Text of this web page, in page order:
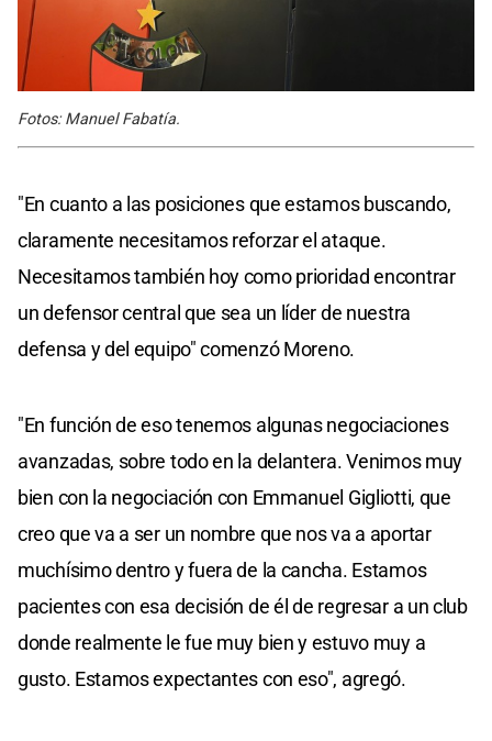
Fotos: Manuel Fabatía.
"En cuanto a las posiciones que estamos buscando,
claramente necesitamos reforzar el ataque.
Necesitamos también hoy como prioridad encontrar
un defensor central que sea un líder de nuestra
defensa y del equipo" comenzó Moreno.
"En función de eso tenemos algunas negociaciones
avanzadas, sobre todo en la delantera. Venimos muy
bien con la negociación con Emmanuel Gigliotti, que
creo que va a ser un nombre que nos va a aportar
muchísimo dentro y fuera de la cancha. Estamos
pacientes con esa decisión de él de regresar a un club
donde realmente le fue muy bien y estuvo muy a
gusto. Estamos expectantes con eso", agregó.